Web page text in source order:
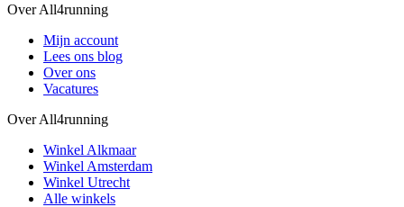
Over All4running
Mijn account
Lees ons blog
Over ons
Vacatures
Over All4running
Winkel Alkmaar
Winkel Amsterdam
Winkel Utrecht
Alle winkels